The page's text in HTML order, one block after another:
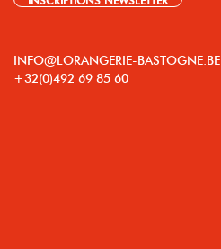
INFO@LORANGERIE-BASTOGNE.BE
+32(0)492 69 85 60